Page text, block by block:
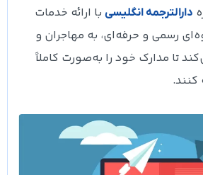
دارالترجمه انگلیسی با ارائه خدمات
رسمی و حرفه‌ای، به مهاجران و
تا مدارک خود را به‌صورت کاملاً
کنند.